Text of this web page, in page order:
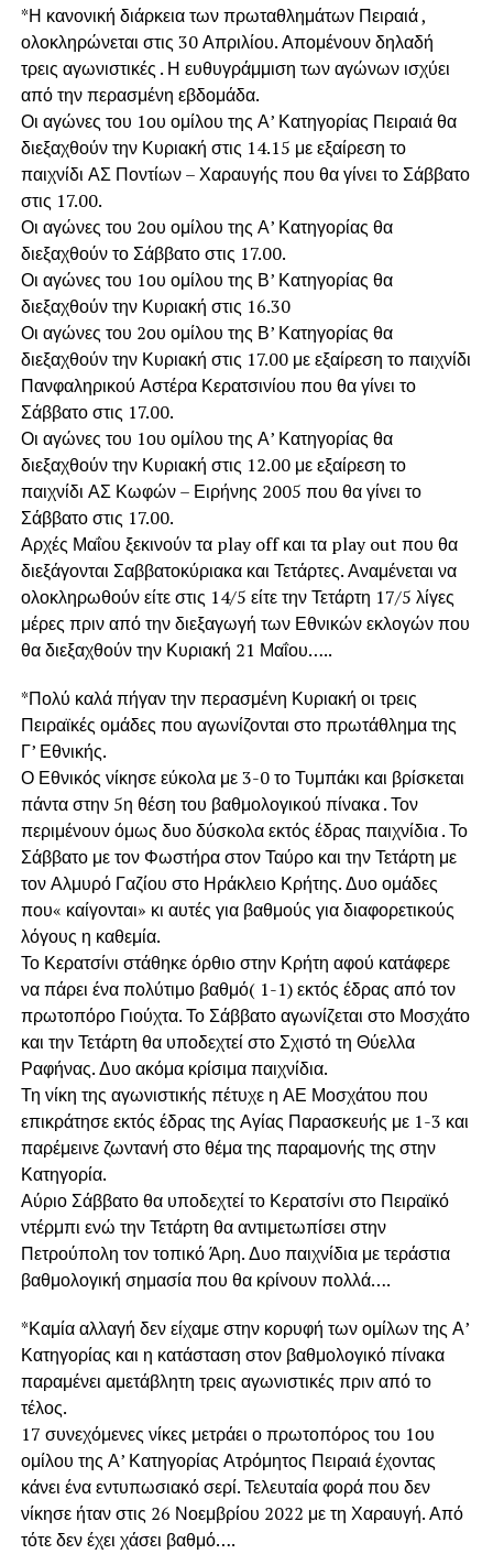
*Η κανονική διάρκεια των πρωταθλημάτων Πειραιά ,
ολοκληρώνεται στις 30 Απριλίου. Απομένουν δηλαδή
τρεις αγωνιστικές . Η ευθυγράμμιση των αγώνων ισχύει
από την περασμένη εβδομάδα.
Οι αγώνες του 1ου ομίλου της Α’ Κατηγορίας Πειραιά θα
διεξαχθούν την Κυριακή στις 14.15 με εξαίρεση το
παιχνίδι ΑΣ Ποντίων – Χαραυγής που θα γίνει το Σάββατο
στις 17.00.
Οι αγώνες του 2ου ομίλου της Α’ Κατηγορίας θα
διεξαχθούν το Σάββατο στις 17.00.
Οι αγώνες του 1ου ομίλου της Β’ Κατηγορίας θα
διεξαχθούν την Κυριακή στις 16.30
Οι αγώνες του 2ου ομίλου της Β’ Κατηγορίας θα
διεξαχθούν την Κυριακή στις 17.00 με εξαίρεση το παιχνίδι
Πανφαληρικού Αστέρα Κερατσινίου που θα γίνει το
Σάββατο στις 17.00.
Οι αγώνες του 1ου ομίλου της Α’ Κατηγορίας θα
διεξαχθούν την Κυριακή στις 12.00 με εξαίρεση το
παιχνίδι ΑΣ Κωφών – Ειρήνης 2005 που θα γίνει το
Σάββατο στις 17.00.
Αρχές Μαΐου ξεκινούν τα play off και τα play out που θα
διεξάγονται Σαββατοκύριακα και Τετάρτες. Αναμένεται να
ολοκληρωθούν είτε στις 14/5 είτε την Τετάρτη 17/5 λίγες
μέρες πριν από την διεξαγωγή των Εθνικών εκλογών που
θα διεξαχθούν την Κυριακή 21 Μαΐου…..
*Πολύ καλά πήγαν την περασμένη Κυριακή οι τρεις
Πειραϊκές ομάδες που αγωνίζονται στο πρωτάθλημα της
Γ’ Εθνικής.
Ο Εθνικός νίκησε εύκολα με 3-0 το Τυμπάκι και βρίσκεται
πάντα στην 5η θέση του βαθμολογικού πίνακα . Τον
περιμένουν όμως δυο δύσκολα εκτός έδρας παιχνίδια . Το
Σάββατο με τον Φωστήρα στον Ταύρο και την Τετάρτη με
τον Αλμυρό Γαζίου στο Ηράκλειο Κρήτης. Δυο ομάδες
που« καίγονται» κι αυτές για βαθμούς για διαφορετικούς
λόγους η καθεμία.
Το Κερατσίνι στάθηκε όρθιο στην Κρήτη αφού κατάφερε
να πάρει ένα πολύτιμο βαθμό( 1-1) εκτός έδρας από τον
πρωτοπόρο Γιούχτα. Το Σάββατο αγωνίζεται στο Μοσχάτο
και την Τετάρτη θα υποδεχτεί στο Σχιστό τη Θύελλα
Ραφήνας. Δυο ακόμα κρίσιμα παιχνίδια.
Τη νίκη της αγωνιστικής πέτυχε η ΑΕ Μοσχάτου που
επικράτησε εκτός έδρας της Αγίας Παρασκευής με 1-3 και
παρέμεινε ζωντανή στο θέμα της παραμονής της στην
Κατηγορία.
Αύριο Σάββατο θα υποδεχτεί το Κερατσίνι στο Πειραϊκό
ντέρμπι ενώ την Τετάρτη θα αντιμετωπίσει στην
Πετρούπολη τον τοπικό Άρη. Δυο παιχνίδια με τεράστια
βαθμολογική σημασία που θα κρίνουν πολλά….
*Καμία αλλαγή δεν είχαμε στην κορυφή των ομίλων της Α’
Κατηγορίας και η κατάσταση στον βαθμολογικό πίνακα
παραμένει αμετάβλητη τρεις αγωνιστικές πριν από το
τέλος.
17 συνεχόμενες νίκες μετράει ο πρωτοπόρος του 1ου
ομίλου της Α’ Κατηγορίας Ατρόμητος Πειραιά έχοντας
κάνει ένα εντυπωσιακό σερί. Τελευταία φορά που δεν
νίκησε ήταν στις 26 Νοεμβρίου 2022 με τη Χαραυγή. Από
τότε δεν έχει χάσει βαθμό….